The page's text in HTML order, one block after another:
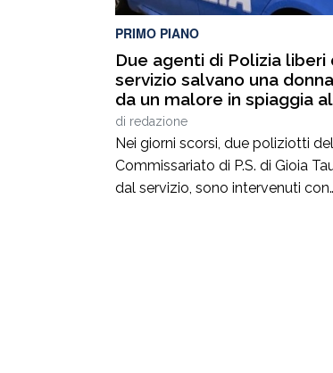
PRIMO PIANO
Due agenti di Polizia liberi
servizio salvano una
da un malore in spiaggia
Tonnara di Palmi
di redazione
Nei giorni scorsi, due poliziotti del
Commissariato di P.S. di Gioia
dal servizio, sono intervenuti con